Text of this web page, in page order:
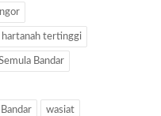
hartanah tertinggi
Bandar
wasiat